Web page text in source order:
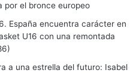
por el bronce europeo
España encuentra carácter en
U16 con una remontada
a una estrella del futuro: Isabel